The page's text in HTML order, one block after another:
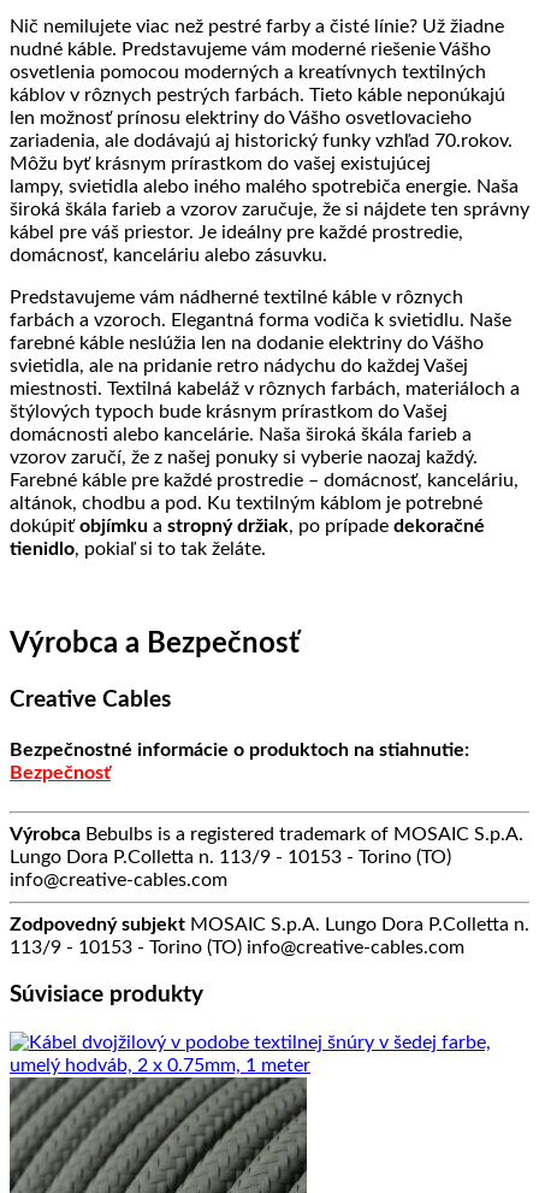
Nič nemilujete viac než pestré farby a čisté línie? Už žiadne
nudné káble. Predstavujeme vám moderné riešenie Vášho
osvetlenia pomocou moderných a kreatívnych textilných
káblov v rôznych pestrých farbách. Tieto káble neponúkajú
len možnosť prínosu elektriny do Vášho osvetlovacieho
zariadenia, ale dodávajú aj historický funky vzhľad 70.rokov.
Môžu byť krásnym prírastkom do vašej existujúcej
lampy, svietidla alebo iného malého spotrebiča energie. Naša
široká škála farieb a vzorov zaručuje, že si nájdete ten správny
kábel pre váš priestor. Je ideálny pre každé prostredie,
domácnosť, kanceláriu alebo zásuvku.
Predstavujeme vám nádherné textilné káble v rôznych
farbách a vzoroch. Elegantná forma vodiča k svietidlu. Naše
farebné káble neslúžia len na dodanie elektriny do Vášho
svietidla, ale na pridanie retro nádychu do každej Vašej
miestnosti. Textilná kabeláž v rôznych farbách, materiáloch a
štýlových typoch bude krásnym prírastkom do Vašej
domácnosti alebo kancelárie. Naša široká škála farieb a
vzorov zaručí, že z našej ponuky si vyberie naozaj každý.
Farebné káble pre každé prostredie – domácnosť, kanceláriu,
altánok, chodbu a pod. Ku textilným káblom je potrebné
dokúpiťobjímku a stropný držiak, po prípade dekoračné
tienidlo, pokiaľ si to tak želáte.
Výrobca a Bezpečnosť
Creative Cables
Bezpečnostné informácie o produktoch na stiahnutie:
Bezpečnosť
Výrobca Bebulbs is a registered trademark of MOSAIC S.p.A.
Lungo Dora P.Colletta n. 113/9 - 10153 - Torino (TO)
info@creative-cables.com
Zodpovedný subjekt MOSAIC S.p.A. Lungo Dora P.Colletta n.
113/9 - 10153 - Torino (TO) info@creative-cables.com
Súvisiace produkty